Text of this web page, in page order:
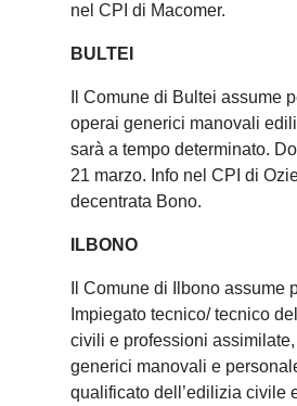
nel CPI di Macomer.
BULTEI
Il Comune di Bultei assume
operai generici manovali
sarà a tempo determinato.
21 marzo. Info nel CPI di
decentrata Bono.
ILBONO
Il Comune di Ilbono assume
Impiegato tecnico/ tecnico
civili e professioni
generici manovali e
qualificato dell’edilizia civile